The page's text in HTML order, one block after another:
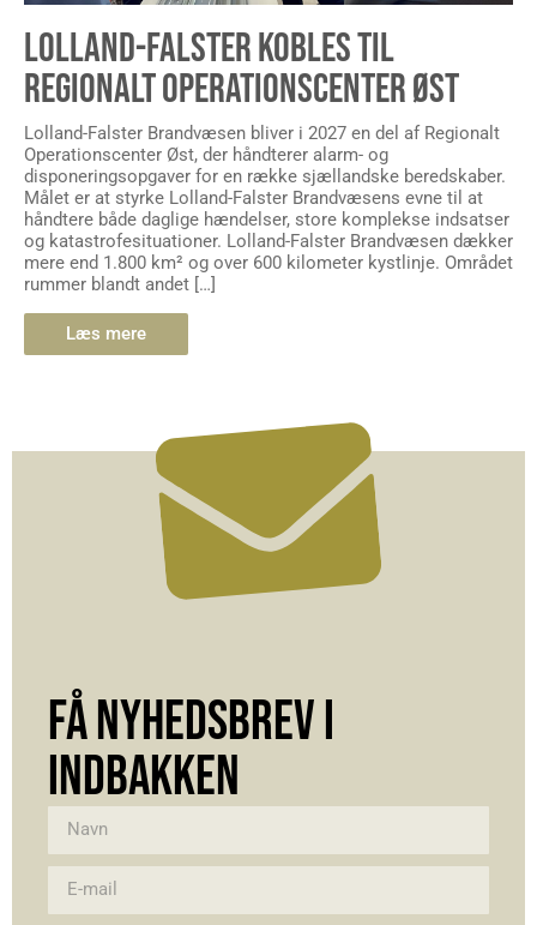
LOLLAND-FALSTER KOBLES TIL
REGIONALT OPERATIONSCENTER ØST
Lolland-Falster Brandvæsen bliver i 2027 en del af Regionalt
Operationscenter Øst, der håndterer alarm- og
disponeringsopgaver for en række sjællandske beredskaber.
Målet er at styrke Lolland-Falster Brandvæsens evne til at
håndtere både daglige hændelser, store komplekse indsatser
og katastrofesituationer. Lolland-Falster Brandvæsen dækker
mere end 1.800 km² og over 600 kilometer kystlinje. Området
rummer blandt andet […]
Læs mere
FÅ NYHEDSBREV I
INDBAKKEN